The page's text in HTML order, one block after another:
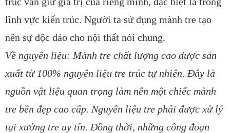
lĩnh vực kiến trúc. Người ta sử dụng mành tre tạo
nên sự độc đáo cho nội thất nói chung.
Về nguyên liệu: Mành tre chất lượng cao được sản
xuất từ 100% nguyên liệu tre trúc tự nhiên. Đây là
nguồn vật liệu quan trọng làm nên một chiếc mành
tre bền đẹp cao cấp. Nguyên liệu tre phải được xử lý
tại xưởng tre uy tín. Đồng thời, những công đoạn